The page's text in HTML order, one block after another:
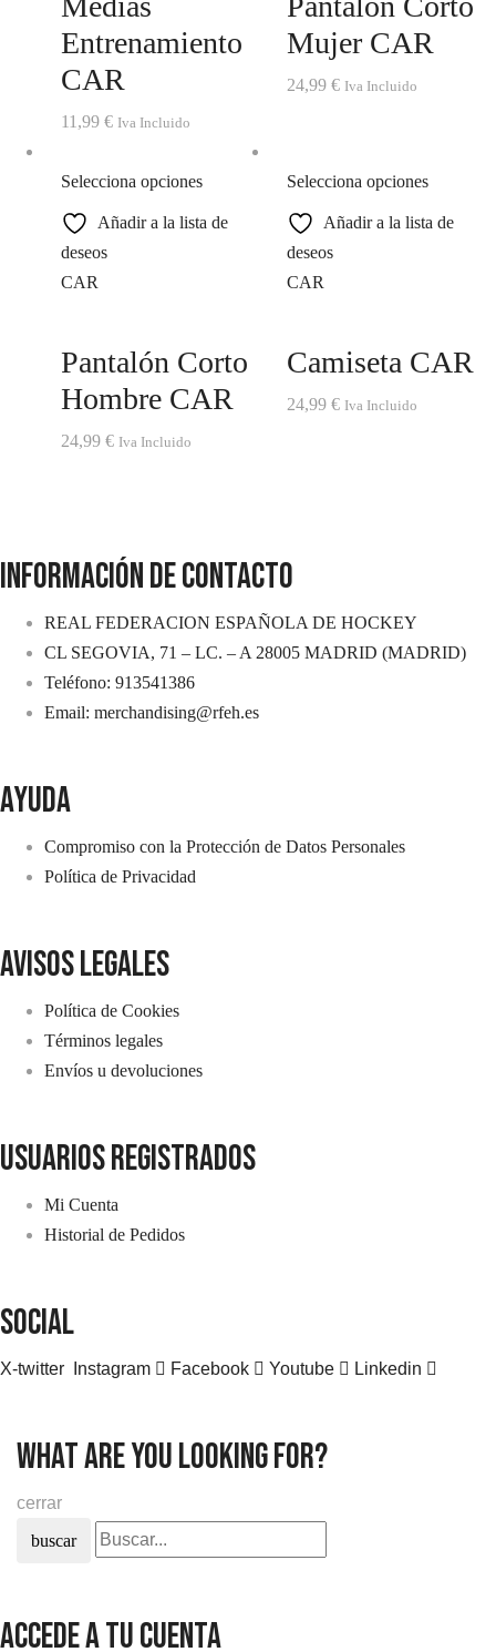
Entrenamiento
CAR
11,99 € Iva Incluido
Mujer CAR
24,99 € Iva Incluido
Selecciona opciones
Añadir a la lista de
deseos
CAR
Pantalón Corto
Hombre CAR
24,99 € Iva Incluido
Selecciona opciones
Añadir a la lista de
deseos
CAR
Camiseta CAR
24,99 € Iva Incluido
INFORMACIÓN DE CONTACTO
REAL FEDERACION ESPAÑOLA DE HOCKEY
CL SEGOVIA, 71 – LC. – A 28005 MADRID (MADRID)
Teléfono: 913541386
Email: merchandising@rfeh.es
AYUDA
Compromiso con la Protección de Datos Personales
Política de Privacidad
avisos legales
Política de Cookies
Términos legales
Envíos u devoluciones
usuarios registrados
Mi Cuenta
Historial de Pedidos
SOCIAL
X-twitter Instagram Facebook Youtube Linkedin
what are you looking for?
cerrar
buscar
Accede a tu cuenta